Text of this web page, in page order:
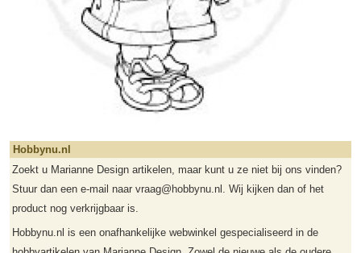
Hobbynu.nl
Zoekt u Marianne Design artikelen, maar kunt u ze niet bij ons vinden?
Stuur dan een e-mail naar vraag@hobbynu.nl. Wij kijken dan of het
product nog verkrijgbaar is.
Hobbynu.nl is een onafhankelijke webwinkel gespecialiseerd in de